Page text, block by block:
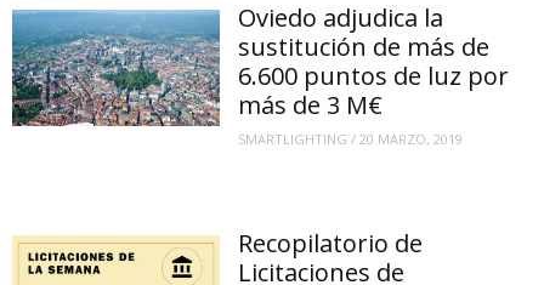
Oviedo adjudica la
sustitución de más de
6.600 puntos de luz por
más de 3 M€
SMARTLIGHTING / 20 MARZO, 2019
Recopilatorio de
Licitaciones de